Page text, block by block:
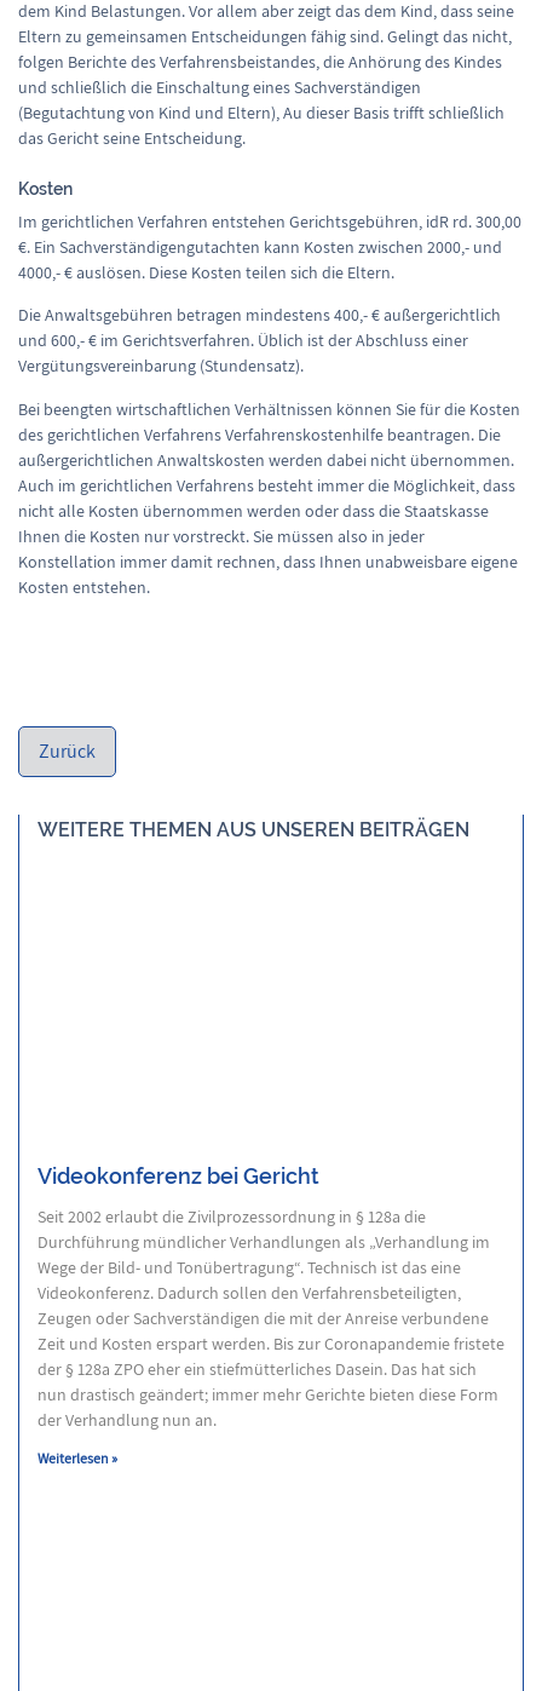
dem Kind Belastungen. Vor allem aber zeigt das dem Kind, dass seine
Eltern zu gemeinsamen Entscheidungen fähig sind. Gelingt das nicht,
folgen Berichte des Verfahrensbeistandes, die Anhörung des Kindes
und schließlich die Einschaltung eines Sachverständigen
(Begutachtung von Kind und Eltern), Au dieser Basis trifft schließlich
das Gericht seine Entscheidung.
Kosten
Im gerichtlichen Verfahren entstehen Gerichtsgebühren, idR rd. 300,00
€. Ein Sachverständigengutachten kann Kosten zwischen 2000,- und
4000,- € auslösen. Diese Kosten teilen sich die Eltern.
Die Anwaltsgebühren betragen mindestens 400,- € außergerichtlich
und 600,- € im Gerichtsverfahren. Üblich ist der Abschluss einer
Vergütungsvereinbarung (Stundensatz).
Bei beengten wirtschaftlichen Verhältnissen können Sie für die Kosten
des gerichtlichen Verfahrens Verfahrenskostenhilfe beantragen. Die
außergerichtlichen Anwaltskosten werden dabei nicht übernommen.
Auch im gerichtlichen Verfahrens besteht immer die Möglichkeit, dass
nicht alle Kosten übernommen werden oder dass die Staatskasse
Ihnen die Kosten nur vorstreckt. Sie müssen also in jeder
Konstellation immer damit rechnen, dass Ihnen unabweisbare eigene
Kosten entstehen.
WEITERE THEMEN AUS UNSEREN BEITRÄGEN
Videokonferenz bei Gericht
Seit 2002 erlaubt die Zivilprozessordnung in § 128a die
Durchführung mündlicher Verhandlungen als „Verhandlung im
Wege der Bild- und Tonübertragung“. Technisch ist das eine
Videokonferenz. Dadurch sollen den Verfahrensbeteiligten,
Zeugen oder Sachverständigen die mit der Anreise verbundene
Zeit und Kosten erspart werden. Bis zur Coronapandemie fristete
der § 128a ZPO eher ein stiefmütterliches Dasein. Das hat sich
nun drastisch geändert; immer mehr Gerichte bieten diese Form
der Verhandlung nun an.
Weiterlesen »